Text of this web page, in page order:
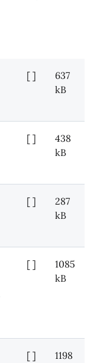
[ ]
637
kB
[ ]
438
kB
[ ]
287
kB
[ ]
1085
kB
[ ]
1198